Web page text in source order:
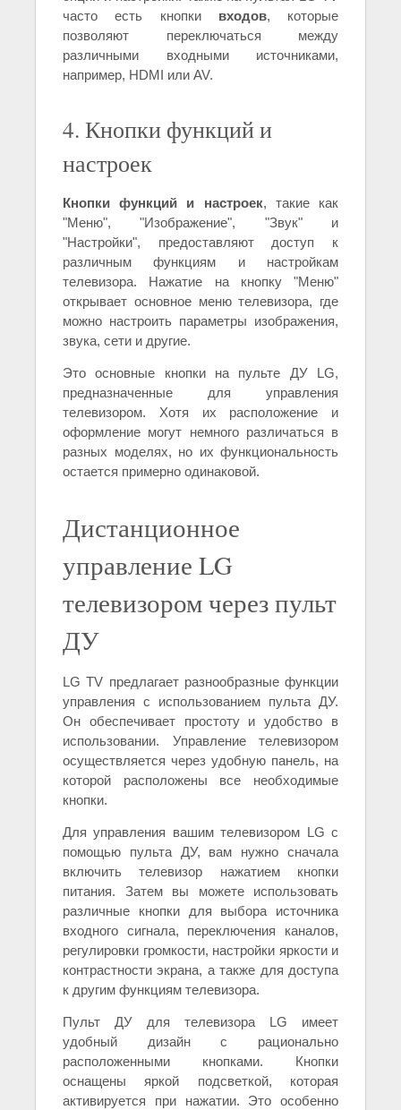
часто есть кнопки входов, которые
позволяют переключаться между
различными входными источниками,
например, HDMI или AV.
4. Кнопки функций и
настроек
Кнопки функций и настроек, такие как
"Меню", "Изображение", "Звук" и
"Настройки", предоставляют доступ к
различным функциям и настройкам
телевизора. Нажатие на кнопку "Меню"
открывает основное меню телевизора, где
можно настроить параметры изображения,
звука, сети и другие.
Это основные кнопки на пульте ДУ LG,
предназначенные для управления
телевизором. Хотя их расположение и
оформление могут немного различаться в
разных моделях, но их функциональность
остается примерно одинаковой.
Дистанционное
управление LG
телевизором через пульт
ДУ
LG TV предлагает разнообразные функции
управления с использованием пульта ДУ.
Он обеспечивает простоту и удобство в
использовании. Управление телевизором
осуществляется через удобную панель, на
которой расположены все необходимые
кнопки.
Для управления вашим телевизором LG с
помощью пульта ДУ, вам нужно сначала
включить телевизор нажатием кнопки
питания. Затем вы можете использовать
различные кнопки для выбора источника
входного сигнала, переключения каналов,
регулировки громкости, настройки яркости и
контрастности экрана, а также для доступа
к другим функциям телевизора.
Пульт ДУ для телевизора LG имеет
удобный дизайн с рационально
расположенными кнопками. Кнопки
оснащены яркой подсветкой, которая
активируется при нажатии. Это особенно